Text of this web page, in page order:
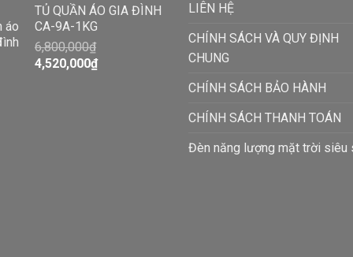
TỦ QUẦN ÁO GIA ĐÌNH
CA-9A-1KG
6,800,000₫
4,520,000₫
LIÊN HỆ
CHÍNH SÁCH VÀ QUY ĐỊNH
CHUNG
CHÍNH SÁCH BẢO HÀNH
CHÍNH SÁCH THANH TOÁN
Đèn năng lượng mặt trời siêu